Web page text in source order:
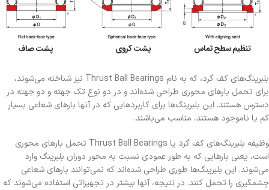
بلبرینگ‌های کف گرد، که به نام Thrust Ball Bearings نیز شناخته می‌شوند،
برای تحمل بارهای محوری طراحی شده‌اند و در دو نوع تک جهته و دو جهته در
دسترس هستند. این بلبرینگ‌ها برای کاربردهایی که در آنها بارهای شعاعی بسیار
کم یا ناموجود هستند، مناسب می‌باشند.
وظیفه بلبرینگ‌های کف گرد یا Thrust Ball Bearings تحمل بارهای محوری
است، یعنی بارهایی که به طور عمودی نسبت به محور دوران بلبرینگ وارد
می‌شوند. این بلبرینگ‌ها طوری طراحی شده‌اند که نمی‌توانند بارهای شعاعی
چشمگیری را تحمل کنند. در نتیجه، آنها بیشتر در تجهیزاتی استفاده می‌شوند که